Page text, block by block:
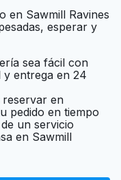
Ir al sitio web
Ir al sitio web
Ir al sitio web
en Sawmill Ravines
esperar y
sea fácil con
y entrega en 24
reservar en
pedido en tiempo
un servicio
en Sawmill